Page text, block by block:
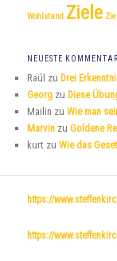
Wohlstand Ziele
NEUESTE
Raúl zu Drei
Georg zu Diese
Mailin zuWie man
Marvin zuGoldene
kurt zuWie das
https://
https://